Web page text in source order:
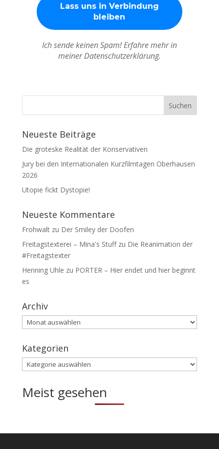
Ich sende keinen Spam! Erfahre mehr in
meiner Datenschutzerklärung.
Neueste Beiträge
Die groteske Realität der Konservativen
Jury bei den Internationalen Kurzfilmtagen Oberhausen
2026
Utopie fickt Dystopie!
Neueste Kommentare
Frohwaltzu Der Smiley der Doofen
Freitagstexterei – Mina's Stuffzu Die Reanimation der
#Freitagstexter
Henning Uhle zu PORTER – Hier endet und hier beginnt
es
Archiv
Archiv
Kategorien
Kategorien
Meist gesehen